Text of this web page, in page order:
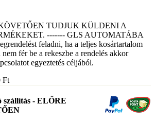
TUDJUK KÜLDENI A
------- GLS AUTOMATÁBA
feladni, ha a teljes kosártartalom
fér be a rekeszbe a rendelés akkor
egyeztetés céljából.
Ft
szállítás - ELŐRE